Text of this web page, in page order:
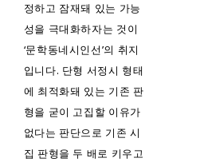
정하고 잠재돼 있는 가능
성을 극대화하자는 것이
‘문학동네시인선’의 취지
입니다. 단형 서정시 형태
에 최적화돼 있는 기존 판
형을 굳이 고집할 이유가
없다는 판단으로 기존 시
집 판형을 두 배로 키우고